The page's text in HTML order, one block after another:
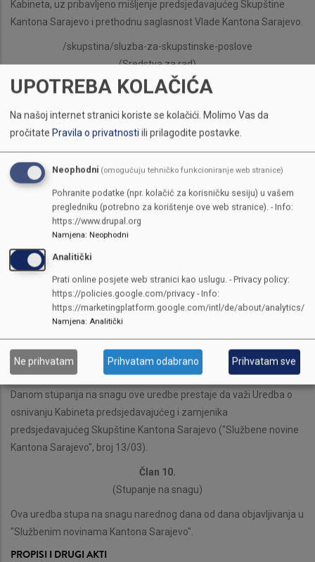
Kabineta, uz pribavljeno mišljenje predsjedavajućeg Skupštine
Kantona Sarajevo i prethodnu saglasnost Vlade Kantona Sarajevo.
/skupstina/sluzba-za-skupstinske-poslove
(Sredstva za rad)
(1) Sredstva za rad Kabineta utvrđuju se u Budžetu Kantona
(2) Kabinet ima svojstvo pravnog lica.
Član 7.
(Gramatička terminologija)
Gramatička terminologija korištenja muškog i ženskog roda za
pojmove u ovom zakonu uključuje oba roda.
Danom stupanja na snagu ove uredbe, Kabinet nastavlja vršiti
stručne i administrativno-tehničke poslove koje je vršio do
donošenja ove uredbe, te preuzima državne službenike,
namještenike, arhivu i dokumentaciju dosadašnjeg Kabineta.
Član 9.
(Prestanak važenja ranijeg propisa)
Danom stupanja na snagu ove uredbe prestaje da važi Uredba o
osnivanju Kabineta predsjedavajućeg i zamjenika
predsjedavajućeg Skupštine Kantona Sarajevo ("Službene novine
Kantona Sarajevo", broj 13/03).
Član 10.
(Stupanje na snagu)
Ova uredba stupa na snagu narednog dana od dana objavljivanja u
"Službenim novinama Kantona Sarajevo".
PROPISI I DRUGI AKTI
UPOTREBA KOLAČIĆA
Na našoj internet stranici koriste se kolačići. Molimo Vas da
pročitate Pravila o privatnostiili prilagodite postavke.
Neophodni (omogućuju tehničko funkcioniranje web stranice)
Pohranite podatke (npr. kolačić za korisničku sesiju) u vašem
pregledniku (potrebno za korištenje ove web stranice). - Info:
https://www.drupal.org
Namjena: Neophodni
Analitički
Prati online posjete web stranici kao uslugu. - Privacy policy:
https://policies.google.com/privacy - Info:
https://marketingplatform.google.com/intl/de/about/analytics/
Namjena: Analitički
Ne prihvatam Prihvatam odabrano Prihvatam sve